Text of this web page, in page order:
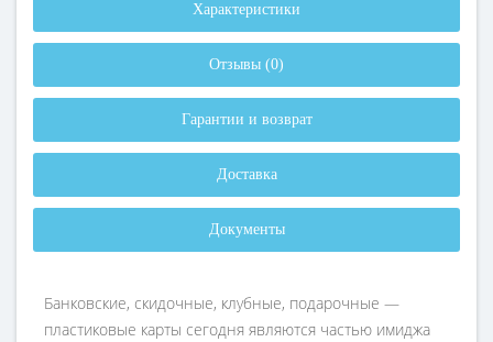
Характеристики
Отзывы (0)
Гарантии и возврат
Доставка
Документы
Банковские, скидочные, клубные, подарочные —
пластиковые карты сегодня являются частью имиджа